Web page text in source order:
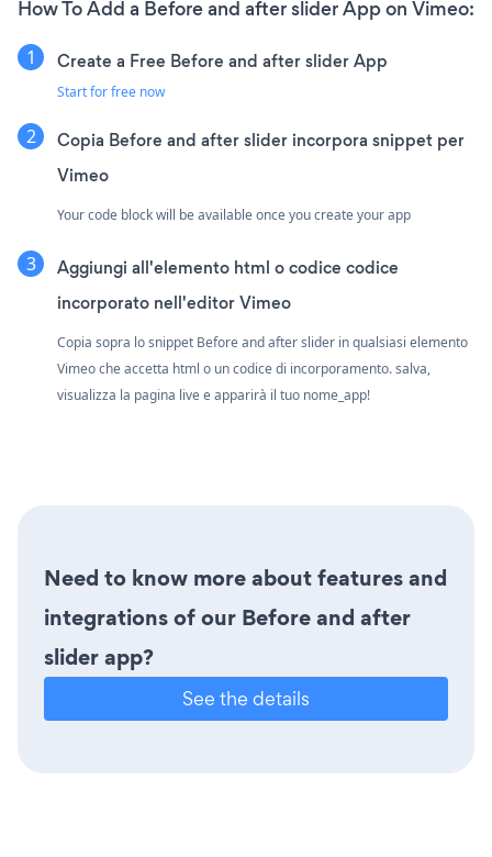
How To Add a Before and after slider App on Vimeo:
Create a Free Before and after slider App
Start for free now
Copia Before and after slider incorpora snippet per
Vimeo
Your code block will be available once you create your app
Aggiungi all'elemento html o codice codice
incorporato nell'editor Vimeo
Copia sopra lo snippet Before and after slider in qualsiasi elemento
Vimeo che accetta html o un codice di incorporamento. salva,
visualizza la pagina live e apparirà il tuo nome_app!
Need to know more about features and
integrations of our Before and after
slider app?
See the details